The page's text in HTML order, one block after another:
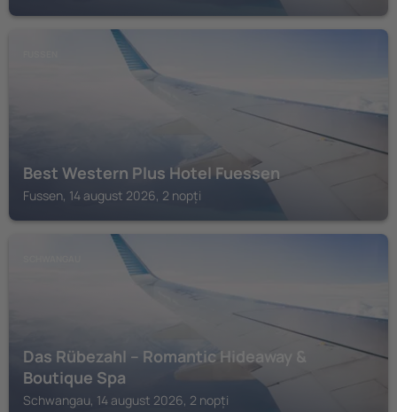
Best Western Plus Hotel Fuessen
Fussen, 14 august 2026, 2 nopți
Das Rübezahl – Romantic Hideaway &
Boutique Spa
Schwangau, 14 august 2026, 2 nopți